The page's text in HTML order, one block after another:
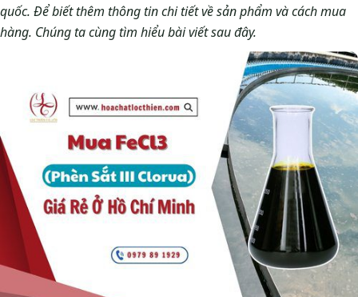
quốc. Để biết thêm thông tin chi tiết về sản phẩm và cách mua
hàng. Chúng ta cùng tìm hiểu bài viết sau đây.